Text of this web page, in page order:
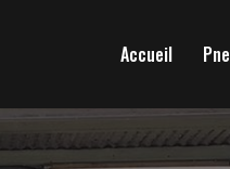
Accueil